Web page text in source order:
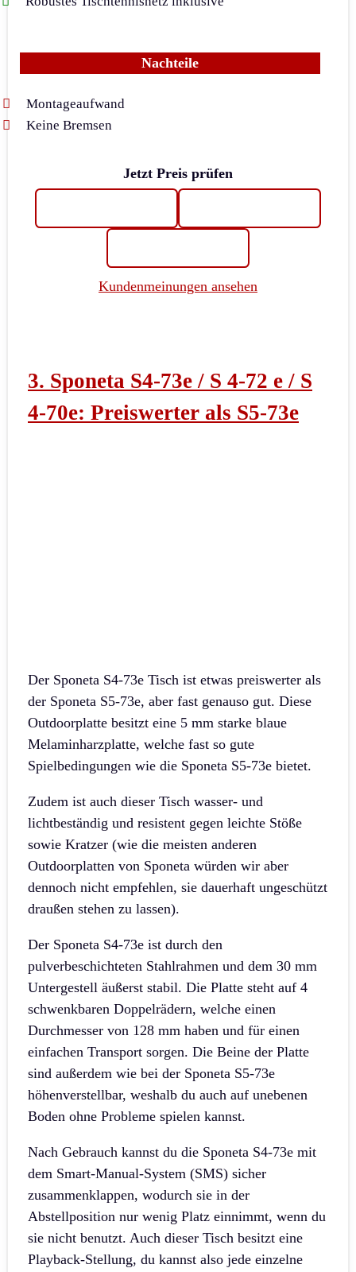
Nachteile
Montageaufwand
Keine Bremsen
Jetzt Preis prüfen
Kundenmeinungen ansehen
3. Sponeta S4-73e / S 4-72 e / S
4-70e: Preiswerter als S5-73e
Der Sponeta S4-73e Tisch ist etwas preiswerter als
der Sponeta S5-73e, aber fast genauso gut. Diese
Outdoorplatte besitzt eine 5 mm starke blaue
Melaminharzplatte, welche fast so gute
Spielbedingungen wie die Sponeta S5-73e bietet.
Zudem ist auch dieser Tisch wasser- und
lichtbeständig und resistent gegen leichte Stöße
sowie Kratzer (wie die meisten anderen
Outdoorplatten von Sponeta würden wir aber
dennoch nicht empfehlen, sie dauerhaft ungeschützt
draußen stehen zu lassen).
Der Sponeta S4-73e ist durch den
pulverbeschichteten Stahlrahmen und dem 30 mm
Untergestell äußerst stabil. Die Platte steht auf 4
schwenkbaren Doppelrädern, welche einen
Durchmesser von 128 mm haben und für einen
einfachen Transport sorgen. Die Beine der Platte
sind außerdem wie bei der Sponeta S5-73e
höhenverstellbar, weshalb du auch auf unebenen
Boden ohne Probleme spielen kannst.
Nach Gebrauch kannst du die Sponeta S4-73e mit
dem Smart-Manual-System (SMS) sicher
zusammenklappen, wodurch sie in der
Abstellposition nur wenig Platz einnimmt, wenn du
sie nicht benutzt. Auch dieser Tisch besitzt eine
Playback-Stellung, du kannst also jede einzelne